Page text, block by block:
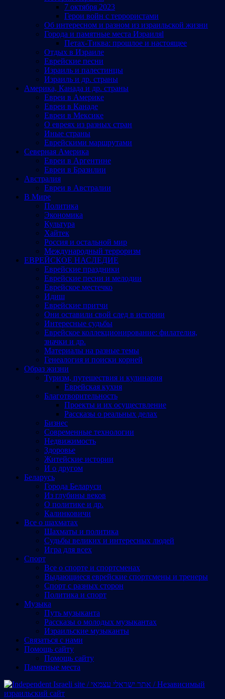
7 октября 2023
Герои войн с террористами
Об интересном и разном из израильской жизни
Города и памятные места Израиляl
Петах-Тиква: прошлое и настоящее
Отдых в Израиле
Еврейские песни
Израиль и палестинцы
Израиль и др. страны
Америка, Канада и др. страны
Евреи в Америке
Евреи в Канаде
Евреи в Мексике
О евреях из разных стран
Иные страны
Еврейскими маршрутами
Северная Америка
Евреи в Аргентине
Евреи в Бразилии
Австралия
Евреи в Австралии
В Мире
Политика
Экономика
Культура
Хайтек
Россия и остальной мир
Международный терроризм
ЕВРЕЙСКОЕ НАСЛЕДИЕ
Еврейские праздники
Еврейские песни и мелодии
Еврейское местечко
Идиш
Еврейские притчи
Они оставили свой след в истории
Интересные судьбы
Еврейское коллекционирование: филателия,
значки и др.
Материалы на разные темы
Генеалогия и поиски корней
Образ жизни
Туризм, путешествия и кулинария
Еврейская кухня
Благотворительность
Проекты и их осуществление
Рассказы о реальных делах
Бизнес
Современные технологии
Недвижимость
Здоровье
Житейские истории
И о другом
Беларусь
Города Беларуси
Из глубины веков
О политике и др.
Калинковичи
Все о шахматах
Шахматы и политика
Судьбы великих и интересных людей
Игра для всех
Спорт
Все о спорте и спортсменах
Выдающиеся еврейские спортсмены и тренеры
Спорт с разных сторон
Политика и спорт
Музыка
Путь музыканта
Рассказы о молодых музыкантах
Израильские музыканты
Cвязаться с нами
Помощь сайту
Помощь сайту
Памятные места